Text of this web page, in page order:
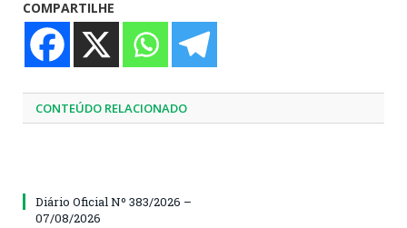
COMPARTILHE
CONTEÚDO RELACIONADO
Diário Oficial Nº 383/2026 –
07/08/2026